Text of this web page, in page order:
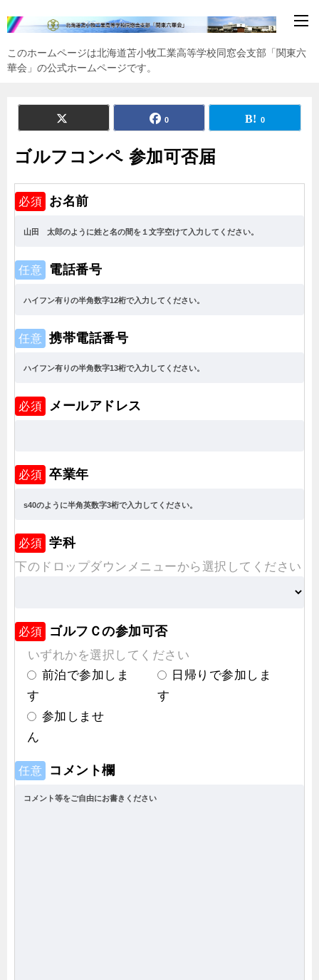
このホームページは北海道苫小牧工業高等学校同窓会支部「関東六
華会」の公式ホームページです。
0 0
ゴルフコンペ 参加可否届
必須 お名前
任意 電話番号
任意 携帯電話番号
必須 メールアドレス
必須 卒業年
必須 学科
下のドロップダウンメニューから選択してください
必須 ゴルフＣの参加可否
いずれかを選択してください
前泊で参加しま
す
日帰りで参加しま
す
参加しませ
ん
任意 コメント欄